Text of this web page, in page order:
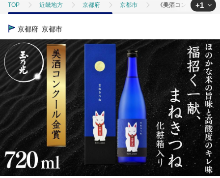
TOP 近畿地方 京都府 京都市 《美酒コンクール金
TOP
+1
京都府 京都市